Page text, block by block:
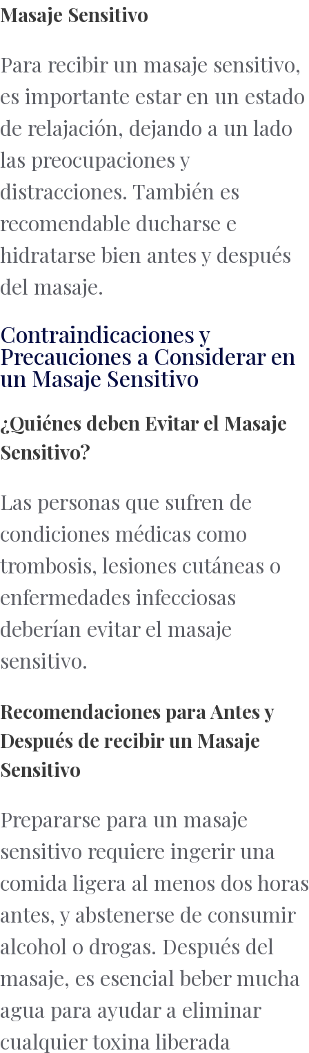
Masaje Sensitivo
Para recibir un masaje sensitivo,
es importante estar en un estado
de relajación, dejando a un lado
las preocupaciones y
distracciones. También es
recomendable ducharse e
hidratarse bien antes y después
del masaje.
Contraindicaciones y
Precauciones a Considerar en
un Masaje Sensitivo
¿Quiénes deben Evitar el Masaje
Sensitivo?
Las personas que sufren de
condiciones médicas como
trombosis, lesiones cutáneas o
enfermedades infecciosas
deberían evitar el masaje
sensitivo.
Recomendaciones para Antes y
Después de recibir un Masaje
Sensitivo
Prepararse para un masaje
sensitivo requiere ingerir una
comida ligera al menos dos horas
antes, y abstenerse de consumir
alcohol o drogas. Después del
masaje, es esencial beber mucha
agua para ayudar a eliminar
cualquier toxina liberada